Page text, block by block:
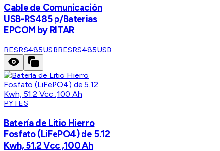
Cable de Comunicación
USB-RS485 p/Baterias
EPCOM by RITAR
RESRS485USBRESRS485USB
PYTES
Batería de Litio Hierro
Fosfato (LiFePO4) de 5.12
Kwh, 51.2 Vcc ,100 Ah